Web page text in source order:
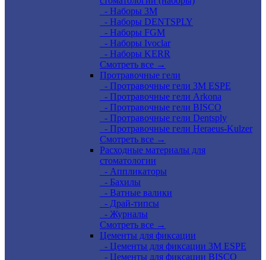
- Наборы 3М
- Наборы DENTSPLY
- Наборы FGM
- Наборы Ivoclar
- Наборы KERR
Смотреть все →
Протравочные гели
- Протравочные гели 3М ESPE
- Протравочные гели Arkona
- Протравочные гели BISCO
- Протравочные гели Dentsply
- Протравочные гели Heraeus-Kulzer
Смотреть все →
Расходные материалы для
стоматологии
- Аппликаторы
- Бахилы
- Ватные валики
- Драй-типсы
- Журналы
Смотреть все →
Цементы для фиксации
- Цементы для фиксации 3M ESPE
- Цементы для фиксации BISCO